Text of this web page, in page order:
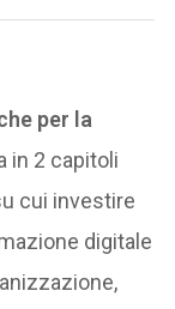
per la
in 2 capitoli
cui investire
digitale